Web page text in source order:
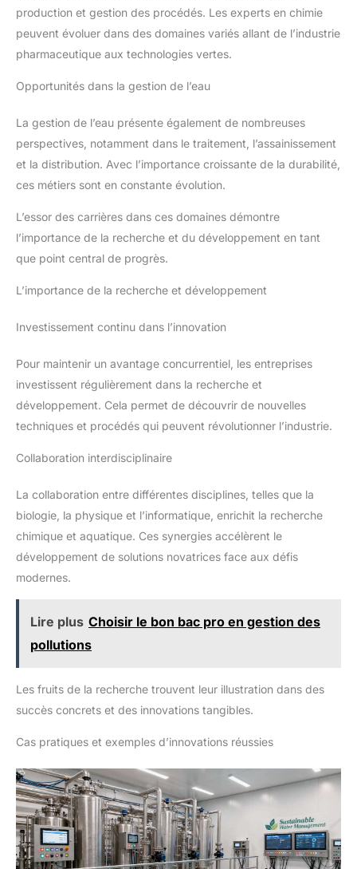
production et gestion des procédés. Les experts en chimie
peuvent évoluer dans des domaines variés allant de l’industrie
pharmaceutique aux technologies vertes.
Opportunités dans la gestion de l’eau
La gestion de l’eau présente également de nombreuses
perspectives, notamment dans le traitement, l’assainissement
et la distribution. Avec l’importance croissante de la durabilité,
ces métiers sont en constante évolution.
L’essor des carrières dans ces domaines démontre
l’importance de la recherche et du développement en tant
que point central de progrès.
L’importance de la recherche et développement
Investissement continu dans l’innovation
Pour maintenir un avantage concurrentiel, les entreprises
investissent régulièrement dans la recherche et
développement. Cela permet de découvrir de nouvelles
techniques et procédés qui peuvent révolutionner l’industrie.
Collaboration interdisciplinaire
La collaboration entre différentes disciplines, telles que la
biologie, la physique et l’informatique, enrichit la recherche
chimique et aquatique. Ces synergies accélèrent le
développement de solutions novatrices face aux défis
modernes.
Lire plus Choisir le bon bac pro en gestion des
pollutions
Les fruits de la recherche trouvent leur illustration dans des
succès concrets et des innovations tangibles.
Cas pratiques et exemples d’innovations réussies